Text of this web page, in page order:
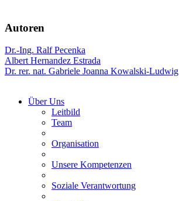
Autoren
Dr.-Ing. Ralf Pecenka
Albert Hernandez Estrada
Dr. rer. nat. Gabriele Joanna Kowalski-Ludwig
Über Uns
Leitbild
Team
Organisation
Unsere Kompetenzen
Soziale Verantwortung